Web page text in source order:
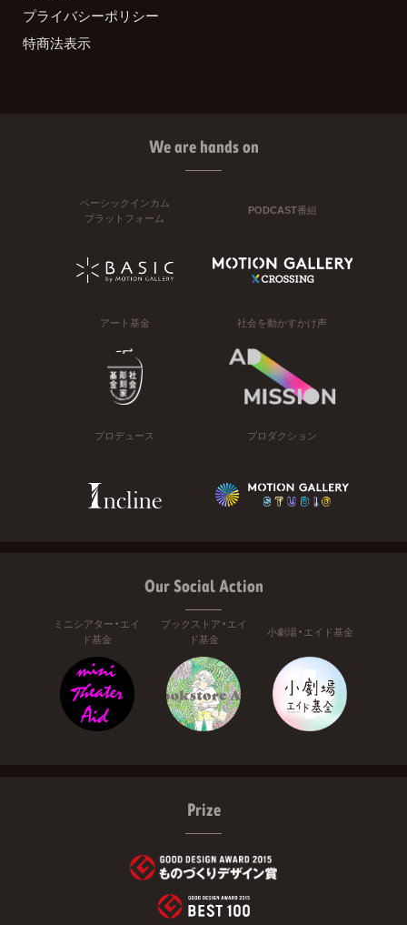
プライバシーポリシー
特商法表示
We are hands on
ベーシックインカム
プラットフォーム
PODCAST番組
アート基金 社会を動かすかけ声
プロデュース プロダクション
Our Social Action
ミニシアター・エイ
ド基金
ブックストア・エイ
ド基金
小劇場・エイド基金
Prize